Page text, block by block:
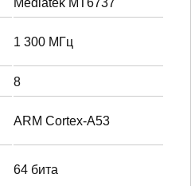
1 300 МГц
8
ARM Cortex-A53
64 бита